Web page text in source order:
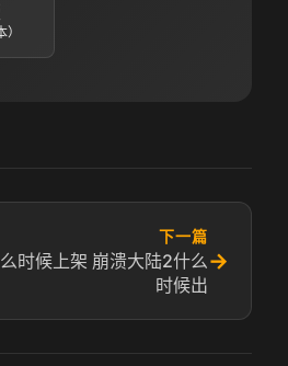
下一篇
时候上架 崩溃大陆2什么
时候出
→